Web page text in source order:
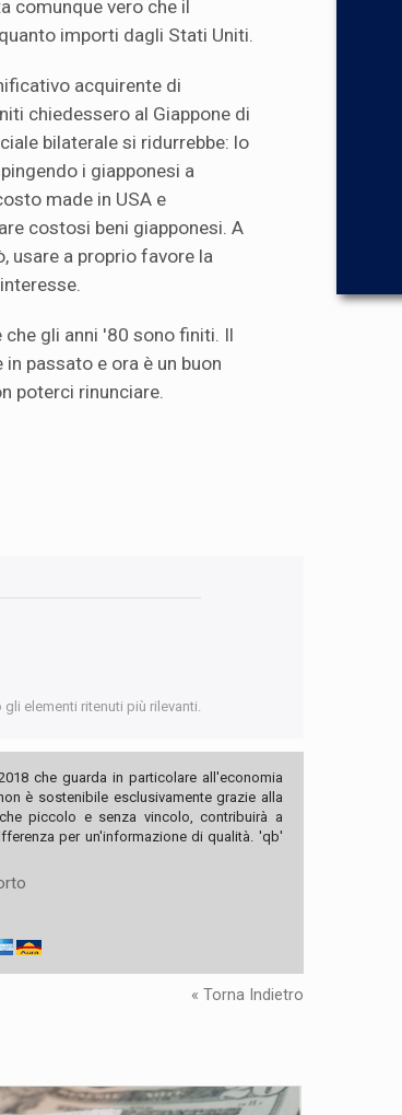
comunque vero che il
importi dagli Stati Uniti.
acquirente di
chiedessero al Giappone di
bilaterale si ridurrebbe: lo
i giapponesi a
made in USA e
costosi beni giapponesi. A
usare a proprio favore la
che gli anni '80 sono finiti. Il
passato e ora è un buon
poterci rinunciare.
elementi ritenuti più rilevanti.
che guarda in particolare all'economia
è sostenibile esclusivamente grazie alla
piccolo e senza vincolo, contribuirà a
per un'informazione di qualità. 'qb'
« Torna Indietro